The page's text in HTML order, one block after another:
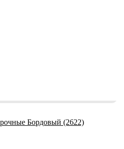
Бордовый (2622)